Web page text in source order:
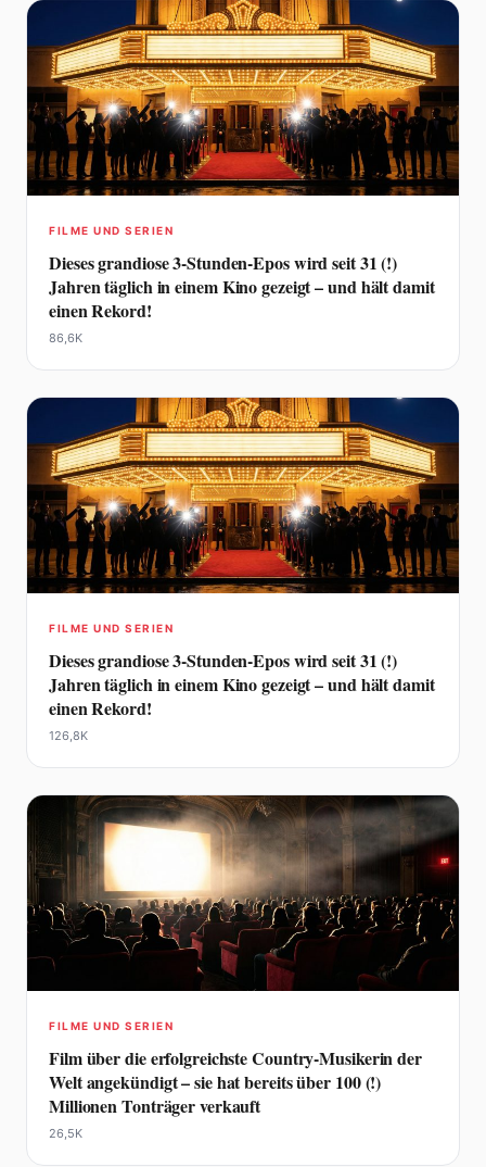
FILME UND SERIEN
Dieses grandiose 3-Stunden-Epos wird seit 31 (!)
Jahren täglich in einem Kino gezeigt – und hält damit
einen Rekord!
86,6K
FILME UND SERIEN
Dieses grandiose 3-Stunden-Epos wird seit 31 (!)
Jahren täglich in einem Kino gezeigt – und hält damit
einen Rekord!
126,8K
FILME UND SERIEN
Film über die erfolgreichste Country-Musikerin der
Welt angekündigt – sie hat bereits über 100 (!)
Millionen Tonträger verkauft
26,5K